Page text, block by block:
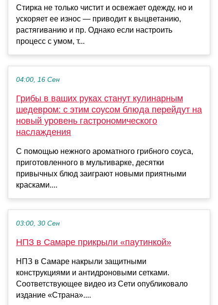
Стирка не только чистит и освежает одежду, но и
ускоряет ее износ — приводит к выцветанию,
растягиванию и пр. Однако если настроить
процесс с умом, т...
04:00, 16 Сен
Грибы в ваших руках станут кулинарным
шедевром: с этим соусом блюда перейдут на
новый уровень гастрономического
наслаждения
С помощью нежного ароматного грибного соуса,
приготовленного в мультиварке, десятки
привычных блюд заиграют новыми приятными
красками....
03:00, 30 Сен
НПЗ в Самаре прикрыли «паутинкой»
НПЗ в Самаре накрыли защитными
конструкциями и антидроновыми сетками.
Соответствующее видео из Сети опубликовало
издание «Страна»....